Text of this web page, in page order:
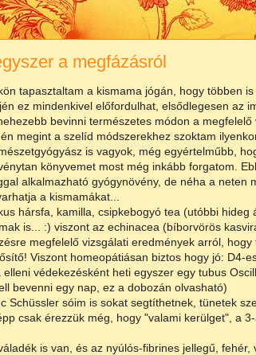
a megfázásról
tapasztaltam a kismama jógán, hogy többen
ez mindenkivel előfordulhat, elsődlegesen az
bevinni természetes módon a
megint a szelíd módszerekhez szoktam
is vagyok, még egyértelműbb,
könyvemet most még inkább forgatom.
alkalmazható gyógynövény, de néha a neten
a kismamákat...
hársfa, kamilla, csipkebogyó tea (utóbbi
is... :) viszont az echinacea (bíborvörös
megfelelő vizsgálati eredmények arról,
Viszont homeopátiásan biztos hogy jó: D4-
elleni védekezésként heti egyszer egy tubus
bevenni egy nap, ez a dobozán olvasható)
Schüssler sóim is sokat segtíthetnek, tünetek
csak érezzük még, hogy "valami kerülget", a
is van, és az nyúlós-fibrines jellegű,